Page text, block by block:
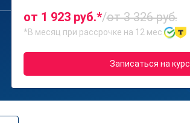
от 1 923 руб.*/от 3 326 руб.
*В месяц при рассрочке на 12 мес.
Записаться на курс